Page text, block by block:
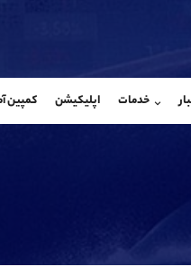
خدمات اپلیکیشن کمپین